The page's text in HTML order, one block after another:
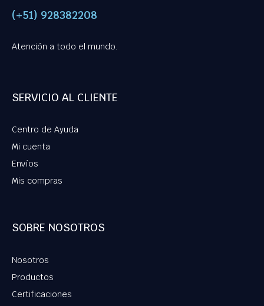
(+51) 928382208
Atención a todo el mundo.
SERVICIO AL CLIENTE
Centro de Ayuda
Mi cuenta
Envíos
Mis compras
SOBRE NOSOTROS
Nosotros
Productos
Certificaciones